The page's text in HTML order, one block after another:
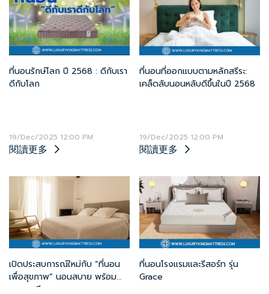
ที่นอนรักษ์โลก ปี 2568 : ดีกับเรา
ดีกับโลก
19/Dec/2025 12:00 PM
閱讀更多
ที่นอนที่ออกแบบตามหลักสรีระ:
เคล็ดลับนอนหลับดีขึ้นในปี 2568
19/Dec/2025 12:00 PM
閱讀更多
เปิดประสบการณ์ใหม่กับ “ที่นอน
เพื่อสุขภาพ” นอนสบาย พร้อม
สุขภาพดี
ที่นอนโรงแรมและรีสอร์ท รุ่น
Grace